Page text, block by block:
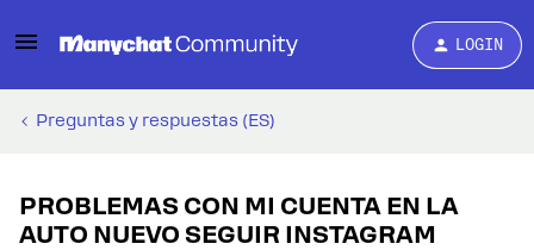
LOGIN
Preguntas y respuestas (ES)
PROBLEMAS CON MI CUENTA EN LA
AUTO NUEVO SEGUIR INSTAGRAM